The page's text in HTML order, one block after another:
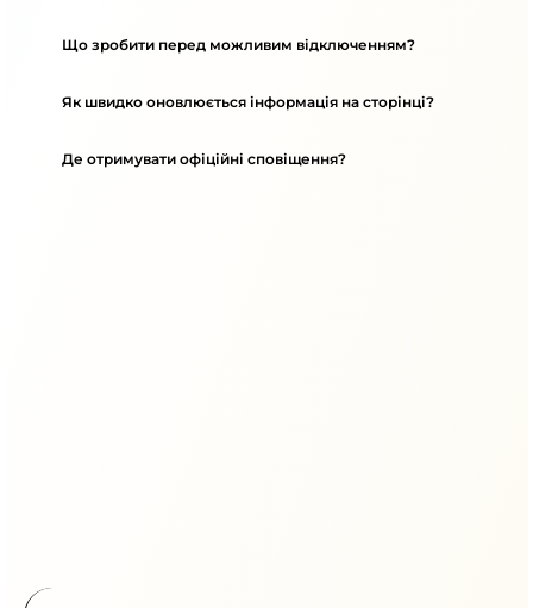
Що зробити перед можливим відключенням?
Як швидко оновлюється інформація на сторінці?
Де отримувати офіційні сповіщення?